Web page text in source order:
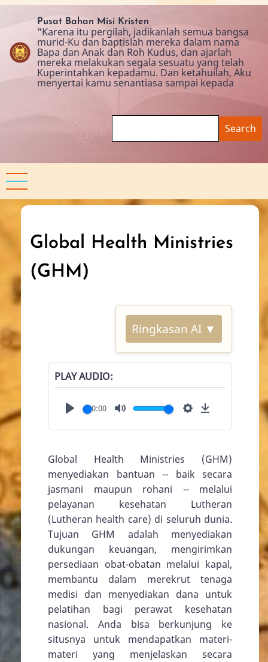
Skip
content
Pusat Bahan Misi Kristen
"Karena itu pergilah, jadikanlah semua bangsa
murid-Ku dan baptislah mereka dalam nama
Bapa dan Anak dan Roh Kudus, dan ajarlah
mereka melakukan segala sesuatu yang telah
Kuperintahkan kepadamu. Dan ketahuilah, Aku
menyertai kamu senantiasa sampai kepada
Global Health Ministries
(GHM)
Ringkasan AI ▼
PLAY AUDIO
00:00
Global Health Ministries (GHM)
menyediakan bantuan -- baik secara
jasmani maupun rohani -- melalui
pelayanan kesehatan Lutheran
(Lutheran health care) di seluruh dunia.
Tujuan GHM adalah menyediakan
dukungan keuangan, mengirimkan
persediaan obat-obatan melalui kapal,
membantu dalam merekrut tenaga
medisi dan menyediakan dana untuk
pelatihan bagi perawat kesehatan
nasional. Anda bisa berkunjung ke
situsnya untuk mendapatkan materi-
materi yang menjelaskan secara